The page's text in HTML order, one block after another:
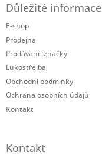
Důležité informace
E-shop
Prodejna
Prodávané značky
Lukostřelba
Obchodní podmínky
Ochrana osobních údajů
Kontakt
Kontakt